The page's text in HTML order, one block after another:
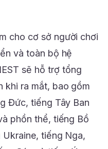
cho cơ sở người chơi
và toàn bộ hệ
sẽ hỗ trợ tổng
khi ra mắt, bao gồm
Đức, tiếng Tây Ban
phồn thể, tiếng Bồ
tiếng Nga,